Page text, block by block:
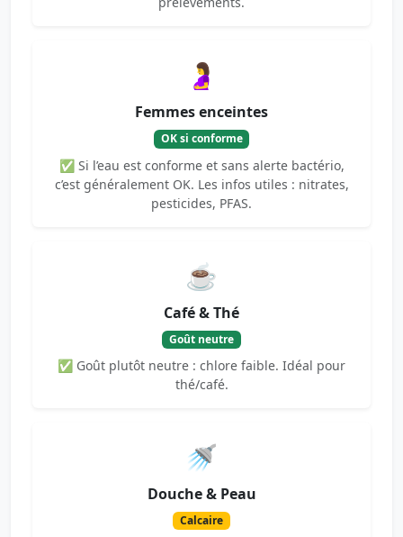
🤰
Femmes enceintes
OK si conforme
✅ Si l’eau est conforme et sans alerte bactério,
c’est généralement OK. Les infos utiles : nitrates,
pesticides, PFAS.
☕
Café & Thé
Goût neutre
✅ Goût plutôt neutre : chlore faible. Idéal pour
thé/café.
🚿
Douche & Peau
Calcaire